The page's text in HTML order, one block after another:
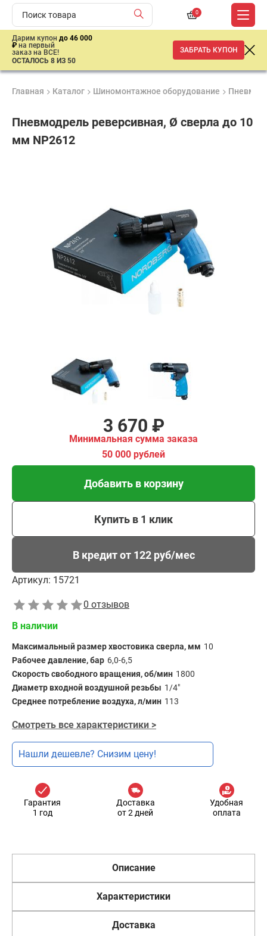
0
Дарим купон до 46 000
₽ на первый
заказ на ВСЕ!
ОСТАЛОСЬ 8 ИЗ 50
ЗАБРАТЬ КУПОН
Главная Каталог Шиномонтажное оборудование
Пневмодрель реверсивная, Ø сверла до 10
мм NP2612
3 670 ₽
Минимальная сумма заказа
50 000 рублей
Добавить в корзину
Купить в 1 клик
В кредит от 122 руб/мес
Артикул: 15721
0 отзывов
В наличии
Максимальный размер хвостовика сверла, мм 10
Рабочее давление, бар 6,0-6,5
Скорость свободного вращения, об/мин 1800
Диаметр входной воздушной резьбы 1/4"
Среднее потребление воздуха, л/мин 113
Смотреть все характеристики >
Нашли дешевле? Снизим цену!
Гарантия
1 год
Доставка
от 2 дней
Удобная
оплата
Описание
Характеристики
Доставка
Купить в 1 клик
В кредит от 122 руб/